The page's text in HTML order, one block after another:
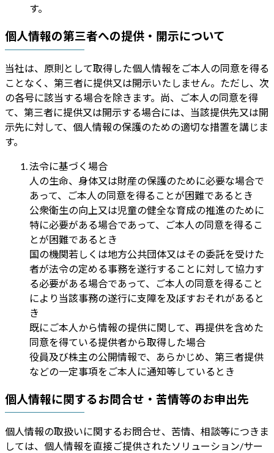
す。
個人情報の第三者への提供・開示について
当社は、原則として取得した個人情報をご本人の同意を得る
ことなく、第三者に提供又は開示いたしません。ただし、次
の各号に該当する場合を除きます。尚、ご本人の同意を得
て、第三者に提供又は開示する場合には、当該提供先又は開
示先に対して、個人情報の保護のための適切な措置を講じま
す。
法令に基づく場合
人の生命、身体又は財産の保護のために必要な場合で
あって、ご本人の同意を得ることが困難であるとき
公衆衛生の向上又は児童の健全な育成の推進のために
特に必要がある場合であって、ご本人の同意を得るこ
とが困難であるとき
国の機関若しくは地方公共団体又はその委託を受けた
者が法令の定める事務を遂行することに対して協力す
る必要がある場合であって、ご本人の同意を得ること
により当該事務の遂行に支障を及ぼすおそれがあると
き
既にご本人から情報の提供に関して、再提供を含めた
同意を得ている提供者から取得した場合
役員及び株主の公開情報で、あらかじめ、第三者提供
などの一定事項をご本人に通知等しているとき
個人情報に関するお問合せ・苦情等のお申出先
個人情報の取扱いに関するお問合せ、苦情、相談等につきま
しては、個人情報を直接ご提供されたソリューション/サー